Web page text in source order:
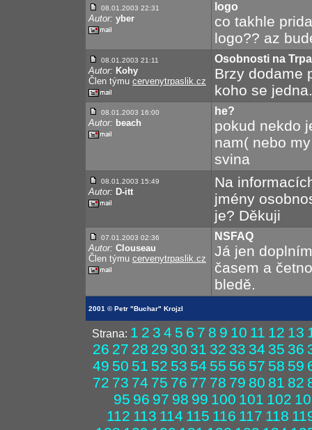
08.01.2003 22:31
Autor: yber
logo
co takhle
logo?? az
08.01.2003 21:11
Autor: Kohy
Člen týmu cervenytrpaslik.cz
Osobnosti na
Brzy dodame
koho se jedna.
08.01.2003 16:00
Autor: beach
he?
pokud nekdo
nam( nebo
svina
08.01.2003 15:49
Autor: D-itt
Na
jmény
je? Děkuji
07.01.2003 02:36
Autor: Clouseau
Člen týmu cervenytrpaslik.cz
NSFAQ
Já jen
časem a
bledě.
2001 © Petr "Buchar" Krojzl
Strana: 1 2 3 4 5 6 7 8 9 10 11 12 13
26 27 28 29 30 31 32 33 34 35 36
49 50 51 52 53 54 55 56 57 58 59
72 73 74 75 76 77 78 79 80 81 82
95 96 97 98 99 100 101 102
112 113 114 115 116 117 118